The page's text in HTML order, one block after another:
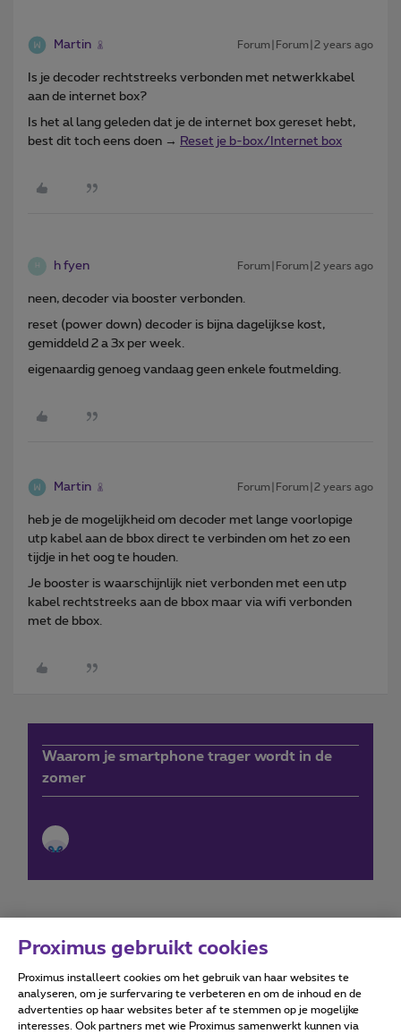
Martin Forum|Forum|2 years ago
Is je decoder rechtstreeks verbonden met netwerkkabel
aan de internet box?
Is het al lang geleden dat je de internet box gereset hebt,
best dit toch eens doen → Reset je b-box/Internet box
H h fyen Forum|Forum|2 years ago
neen, decoder via booster verbonden.
reset (power down) decoder is bijna dagelijkse kost,
gemiddeld 2 a 3x per week.
eigenaardig genoeg vandaag geen enkele foutmelding.
Martin Forum|Forum|2 years ago
heb je de mogelijkheid om decoder met lange voorlopige
utp kabel aan de bbox direct te verbinden om het zo een
tijdje in het oog te houden.
Je booster is waarschijnlijk niet verbonden met een utp
kabel rechtstreeks aan de bbox maar via wifi verbonden
met de bbox.
Waarom je smartphone trager wordt in de
zomer
Forumvoorwaarden Accessibility statement
Proximus gebruikt cookies
Proximus installeert cookies om het gebruik van haar websites te
analyseren, om je surfervaring te verbeteren en om de inhoud en de
advertenties op haar websites beter af te stemmen op je mogelijke
interesses. Ook partners met wie Proximus samenwerkt kunnen via